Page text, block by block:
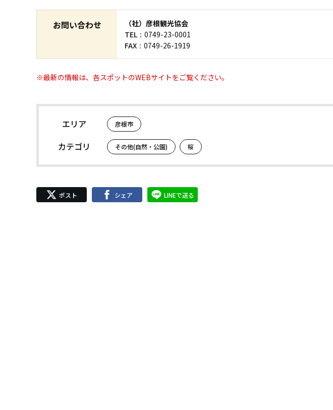
お問い合わせ
（社）彦根観光協会
TEL
0749-23-0001
FAX
0749-26-1919
※最新の情報は、各スポットのWEBサイトをご覧ください。
エリア 彦根市
カテゴリ その他(自然・公園) 桜
ポスト シェア LINEで送る